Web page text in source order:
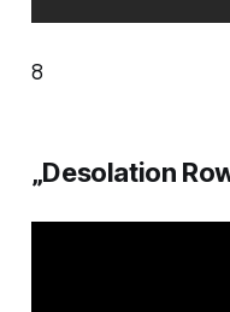
8
„Desolation